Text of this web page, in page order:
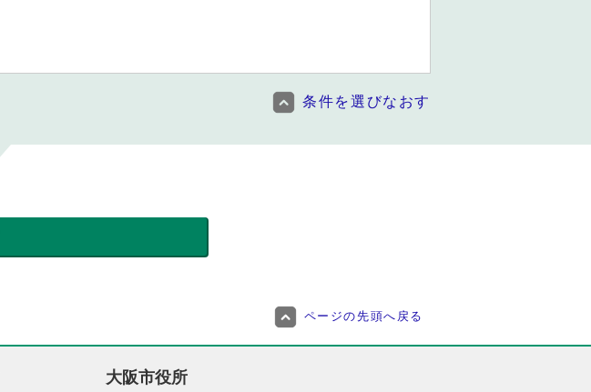
条件を選びなおす
ページの先頭へ戻る
大阪市役所